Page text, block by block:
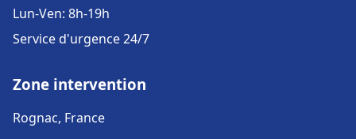
Lun-Ven: 8h-19h
Service d'urgence 24/7
Zone intervention
Rognac, France